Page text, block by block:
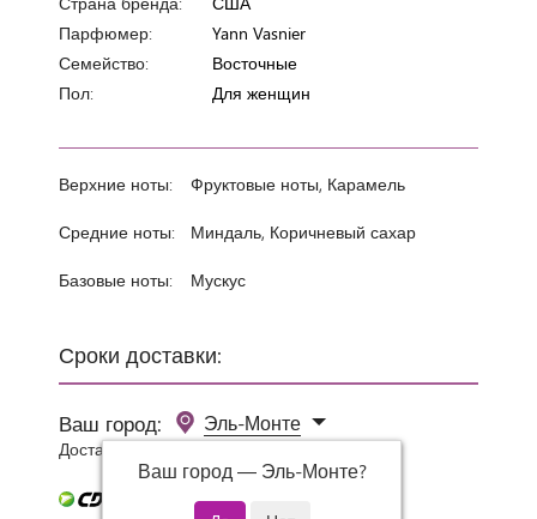
Сроки доставки:
Ваш город:
Эль-Монте
Ваш город — Эль-Монте?
Доставка 0 руб при заказе от 3000 руб.
Парфюмер:
Yann Vasnier
Семейство:
Восточные
Пол:
Для женщин
Верхние ноты: Фруктовые ноты, Карамель
Средние ноты: Миндаль, Коричневый сахар
Базовые ноты: Мускус